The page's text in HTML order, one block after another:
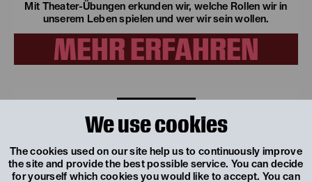
We use cookies
The cookies used on our site help us to continuously improve
the site and provide the best possible service. You can decide
for yourself which cookies you would like to accept. You can
Mit Theater-Übungen erkunden wir, welche Rollen wir in
unserem Leben spielen und wer wir sein wollen.
MEHR ERFAHREN
FÜR ALLE AB 4 JAHREN
LESEREISE
Wir kommen mit einem Auszug aus "Die Sache mit dem
Gruselwusel", einem Bilderbuchkino und passenden
Spielen zu Ihnen und gestalten eine lebendige Einheit.